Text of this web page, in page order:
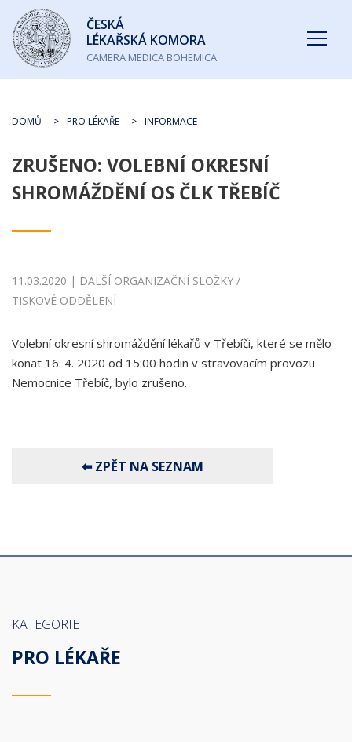
Česká
lékařská
komora
ČESKÁ
LÉKAŘSKÁ KOMORA
CAMERA MEDICA BOHEMICA
DOMŮ PRO LÉKAŘE INFORMACE
ZRUŠENO: VOLEBNÍ OKRESNÍ
SHROMÁŽDĚNÍ OS ČLK TŘEBÍČ
11.03.2020 | DALŠÍ ORGANIZAČNÍ SLOŽKY /
TISKOVÉ ODDĚLENÍ
Volební okresní shromáždění lékařů v Třebíči, které se mělo
konat 16. 4. 2020 od 15:00 hodin v stravovacím provozu
Nemocnice Třebíč, bylo zrušeno.
KATEGORIE
PRO LÉKAŘE